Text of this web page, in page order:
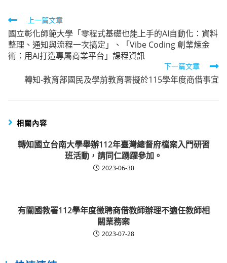
Read
more
articles
上一篇文章
國立彰化師範大學「零程式基礎也能上手的AI自動化：資料
整理、通知與流程一次搞定」、「Vibe Coding 創業煉金
術：用AI打造專屬商業平台」課程資訊
下一篇文章
轉知-教育部國民及學前教育署擬於115學年度商借事宜
相關內容
轉知國立台南大學舉辦112年臺灣總督府檔案入門研習
班活動，請同仁踴躍參加。
2023-06-30
有關國教署112學年度徵聘商借教師辦理不適任教師相
關業務案
2023-07-28